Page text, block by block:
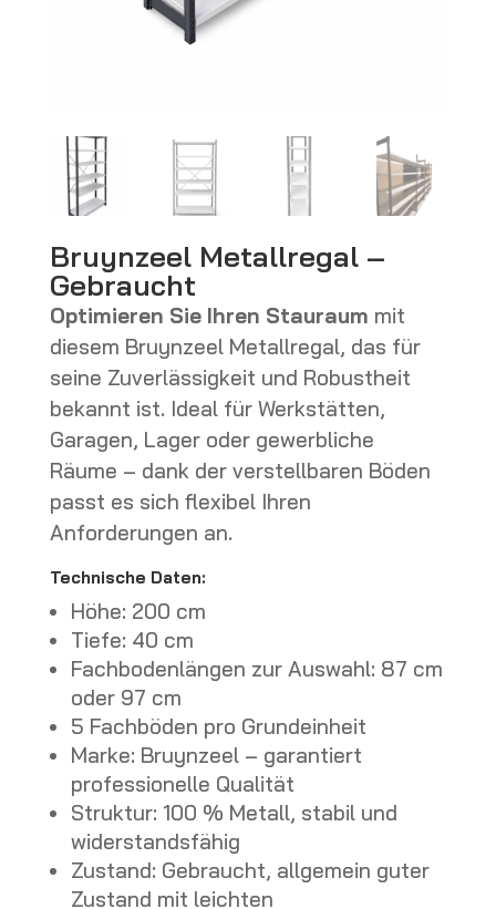
Bruynzeel Metallregal –
Gebraucht
Optimieren Sie Ihren Stauraum mit
diesem Bruynzeel Metallregal, das für
seine Zuverlässigkeit und Robustheit
bekannt ist. Ideal für Werkstätten,
Garagen, Lager oder gewerbliche
Räume – dank der verstellbaren Böden
passt es sich flexibel Ihren
Anforderungen an.
Technische Daten:
Höhe: 200 cm
Tiefe: 40 cm
Fachbodenlängen zur Auswahl: 87 cm
oder 97 cm
5 Fachböden pro Grundeinheit
Marke: Bruynzeel – garantiert
professionelle Qualität
Struktur: 100 % Metall, stabil und
widerstandsfähig
Zustand: Gebraucht, allgemein guter
Zustand mit leichten